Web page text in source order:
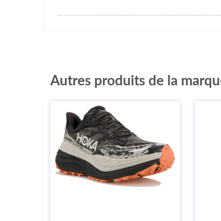
Autres produits de la